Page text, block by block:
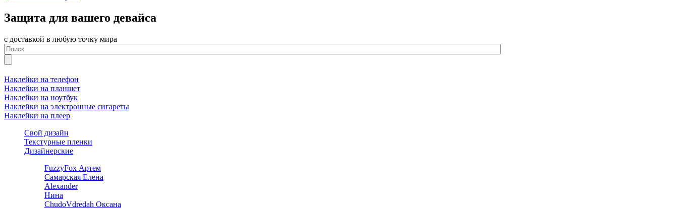
Защита для вашего девайса
с доставкой в любую точку мира
Наклейки на телефон
Наклейки на планшет
Наклейки на ноутбук
Наклейки на электронные сигареты
Наклейки на плеер
Свой дизайн
Текстурные пленки
Дизайнерские
FuzzyFox Артем
Самарская Елена
Alexander
Нина
ChudoVdredah Оксана